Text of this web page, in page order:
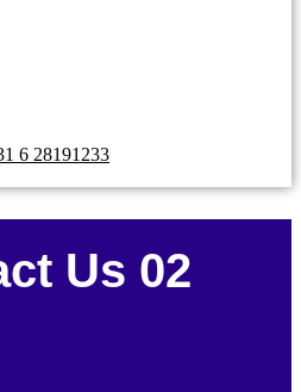
6 28191233
Us 02